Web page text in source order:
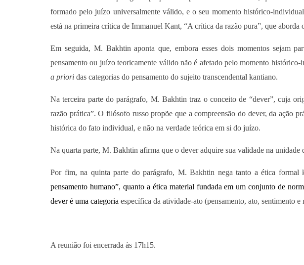
formado pelo juízo universalmente válido, e o seu momento histórico-
está na primeira crítica de Immanuel Kant, “A crítica da razão pura”, que aborda
Em seguida, M. Bakhtin aponta que, embora esses dois momentos sejam
pensamento ou juízo teoricamente válido não é afetado pelo momento
a priori das categorias do pensamento do sujeito transcendental kantiano.
Na terceira parte do parágrafo, M. Bakhtin traz o conceito de “dever”, cuja
razão prática”. O filósofo russo propõe que a compreensão do dever, da ação
histórica do fato individual, e não na verdade teórica em si do juízo.
Na quarta parte, M. Bakhtin afirma que o dever adquire sua validade na unidade
Por fim, na quinta parte do parágrafo, M. Bakhtin nega tanto a ética formal
pensamento humano”, quanto a ética material fundada em um conjunto de
dever é uma categoria específica da atividade-ato (pensamento, ato, sentimento
A reunião foi encerrada às 17h15.